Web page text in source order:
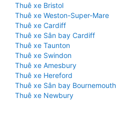
Thuê xe Bristol
Thuê xe Weston-Super-Mare
Thuê xe Cardiff
Thuê xe Sân bay Cardiff
Thuê xe Taunton
Thuê xe Swindon
Thuê xe Amesbury
Thuê xe Hereford
Thuê xe Sân bay Bournemouth
Thuê xe Newbury